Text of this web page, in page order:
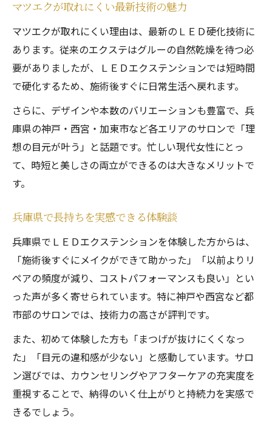
マツエクが取れにくい最新技術の魅力
マツエクが取れにくい理由は、最新のＬＥＤ硬化技術に
あります。従来のエクステはグルーの自然乾燥を待つ必
要がありましたが、ＬＥＤエクステンションでは短時間
で硬化するため、施術後すぐに日常生活へ戻れます。
さらに、デザインや本数のバリエーションも豊富で、兵
庫県の神戸・西宮・加東市など各エリアのサロンで「理
想の目元が叶う」と話題です。忙しい現代女性にとっ
て、時短と美しさの両立ができるのは大きなメリットで
す。
兵庫県で長持ちを実感できる体験談
兵庫県でＬＥＤエクステンションを体験した方からは、
「施術後すぐにメイクができて助かった」「以前よりリ
ペアの頻度が減り、コストパフォーマンスも良い」とい
った声が多く寄せられています。特に神戸や西宮など都
市部のサロンでは、技術力の高さが評判です。
また、初めて体験した方も「まつげが抜けにくくなっ
た」「目元の違和感が少ない」と感動しています。サロ
ン選びでは、カウンセリングやアフターケアの充実度を
重視することで、納得のいく仕上がりと持続力を実感で
きるでしょう。